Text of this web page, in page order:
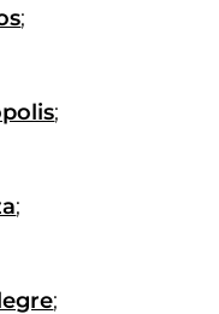
;
;
;
;